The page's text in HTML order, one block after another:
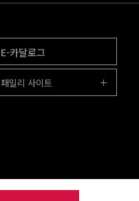
E-카달로그
패밀리 사이트